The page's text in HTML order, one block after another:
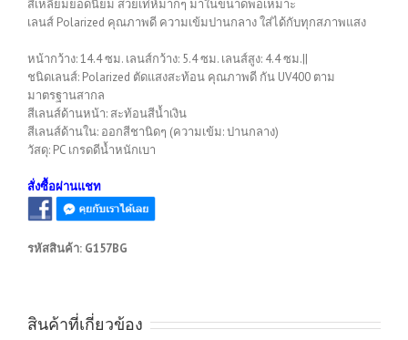
สี่เหลี่ยมยอดนิยม สวยเท่ห์มากๆ มาในขนาดพอเหมาะ
เลนส์ Polarized คุณภาพดี ความเข้มปานกลาง ใส่ได้กับทุกสภาพแสง
หน้ากว้าง: 14.4 ซม. เลนส์กว้าง: 5.4 ซม. เลนส์สูง: 4.4 ซม.||
ชนิดเลนส์: Polarized ตัดแสงสะท้อน คุณภาพดี กัน UV400 ตาม
มาตรฐานสากล
สีเลนส์ด้านหน้า: สะท้อนสีน้ำเงิน
สีเลนส์ด้านใน: ออกสีชานิดๆ (ความเข้ม: ปานกลาง)
วัสดุ: PC เกรดดีน้ำหนักเบา
สั่งซื้อผ่านแชท
รหัสสินค้า: G157BG
สินค้าที่เกี่ยวข้อง